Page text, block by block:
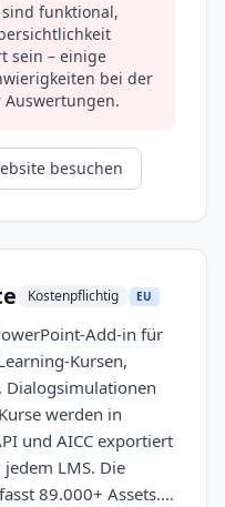
funktional,
sein – einige
bei der
besuchen
Kostenpflichtig EU
Add-in für
Kursen,
Dialogsimulationen
werden in
und AICC exportiert
LMS. Die
89.000+ Assets.…